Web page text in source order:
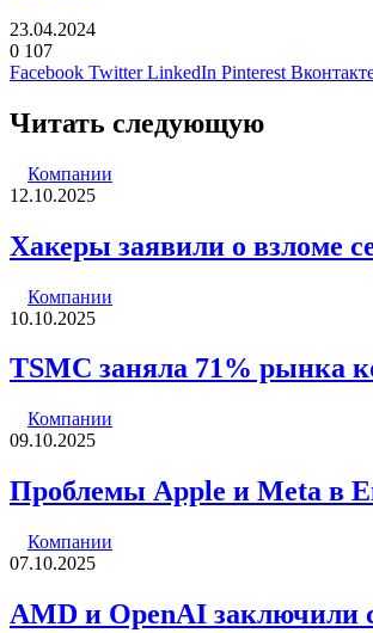
23.04.2024
0 107
Facebook Twitter LinkedIn Pinterest
Читать следующую
Компании
12.10.2025
Хакеры заявили о взломе
Компании
10.10.2025
TSMC заняла 71% рынка
Компании
09.10.2025
Проблемы Apple и Meta в
Компании
07.10.2025
AMD и OpenAI заключили